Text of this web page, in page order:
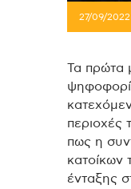
27/09/2022
Τα πρώτα
περιοχές
πως η
κατοίκων
ένταξης